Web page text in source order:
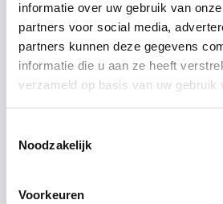
informatie over uw gebruik van
partners voor social media,
partners kunnen deze gegevens
informatie die u aan ze heeft
verzameld op basis van uw gebruik
Noodzakelijk
Voorkeuren
Inloggen